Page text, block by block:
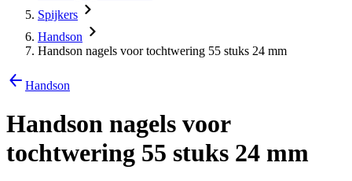
Spijkers
Handson
Handson nagels voor tochtwering 55 stuks 24 mm
Handson
Handson nagels voor
tochtwering 55 stuks 24 mm